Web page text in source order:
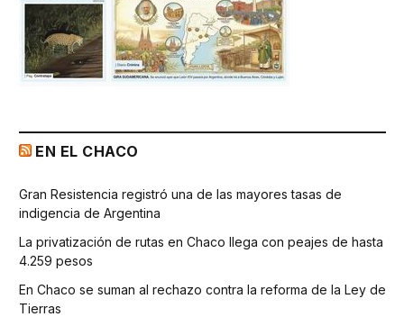
EN EL CHACO
Gran Resistencia registró una de las mayores tasas de
indigencia de Argentina
La privatización de rutas en Chaco llega con peajes de hasta
4.259 pesos
En Chaco se suman al rechazo contra la reforma de la Ley de
Tierras